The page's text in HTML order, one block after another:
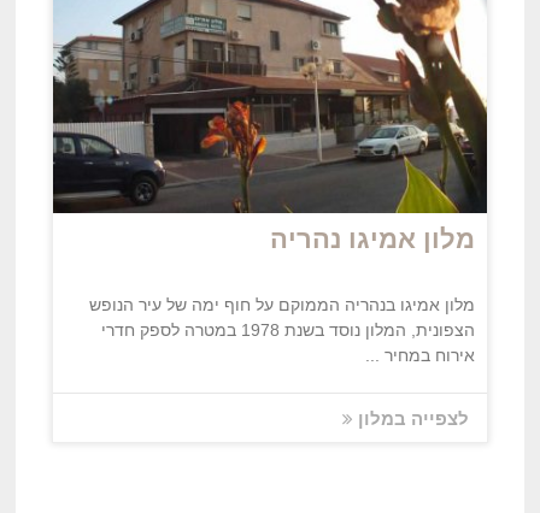
מלון אמיגו נהריה
מלון אמיגו בנהריה הממוקם על חוף ימה של עיר הנופש
הצפונית, המלון נוסד בשנת 1978 במטרה לספק חדרי
אירוח במחיר ...
לצפייה במלון